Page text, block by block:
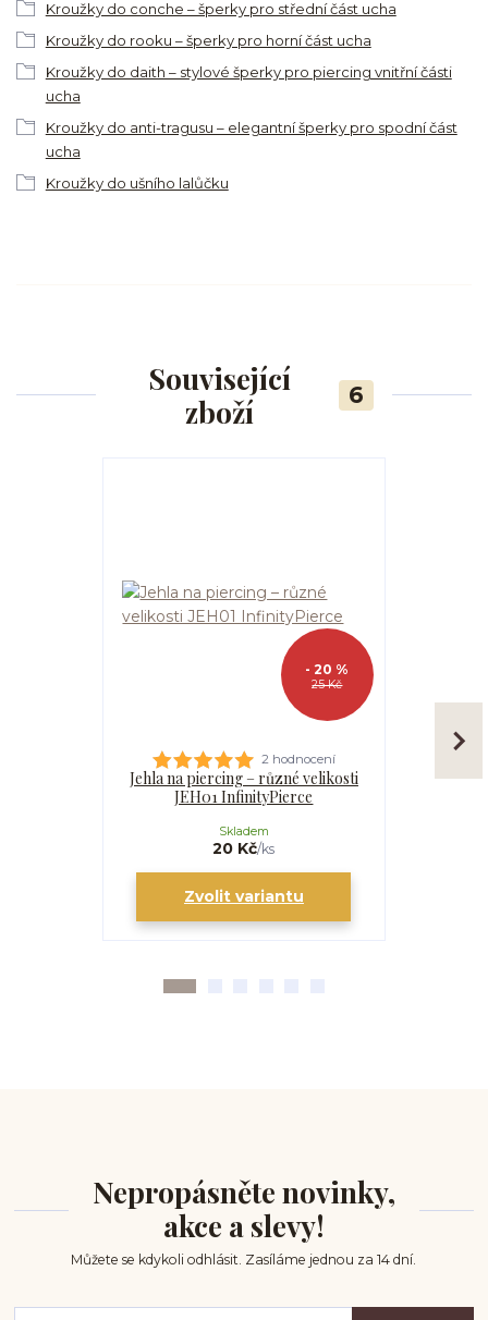
Kroužky do conche – šperky pro střední část ucha
Kroužky do rooku – šperky pro horní část ucha
Kroužky do daith – stylové šperky pro piercing vnitřní části
ucha
Kroužky do anti-tragusu – elegantní šperky pro spodní část
ucha
Kroužky do ušního lalůčku
Související
zboží
6
25 Kč
- 20 %
2 hodnocení
Jehla na piercing – různé velikosti
JEH01 InfinityPierce
20 Kč/ks
Skladem
Zvolit variantu
Nepropásněte novinky,
akce a slevy!
Můžete se kdykoli odhlásit. Zasíláme jednou za 14 dní.